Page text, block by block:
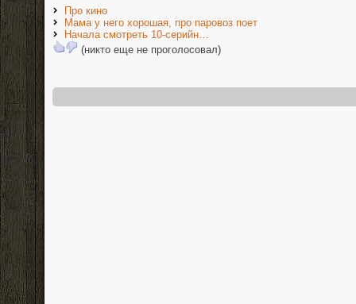
Про кино
Мама у него хорошая, про паровоз поет
Начала смотреть 10-серийн…
(никто еще не проголосовал)